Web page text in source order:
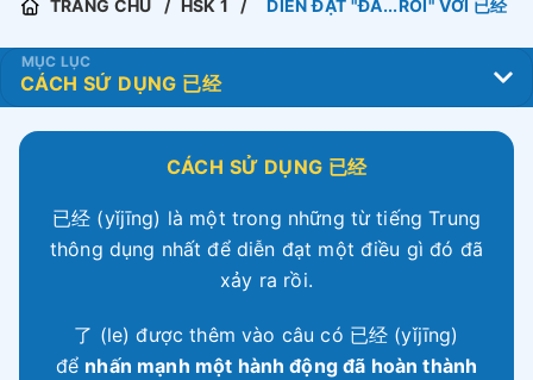
TRANG CHỦ HSK 1 DIỄN ĐẠT "ĐÃ...RỒI" VỚI 已经
MỤC LỤC
CÁCH SỬ DỤNG 已经
已经 (yǐjīng) là một trong những từ tiếng Trung
thông dụng nhất để diễn đạt một điều gì đó đã
xảy ra rồi.
了 (le) được thêm vào câu có 已经 (yǐjīng)
để nhấn mạnh một hành động đã hoàn thành